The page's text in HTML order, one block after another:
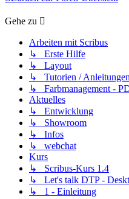
Gehe zu
Arbeiten mit Scribus
↳ Erste Hilfe
↳ Layout
↳ Tutorien / Anleitungen
↳ Farbmanagement -
Aktuelles
↳ Entwicklung
↳ Showroom
↳ Infos
↳ webchat
Kurs
↳ Scribus-Kurs 1.4
↳ Let's talk DTP -
↳ 1 - Einleitung